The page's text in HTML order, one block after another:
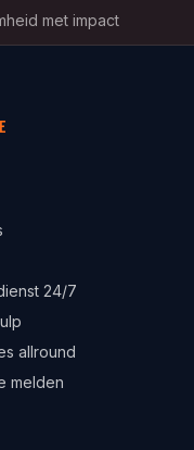
met impact
24/7
allround
melden